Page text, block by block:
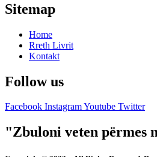
Sitemap
Home
Rreth Livrit
Kontakt
Follow us
Facebook InstagramYoutube Twitter
"Zbuloni veten përmes